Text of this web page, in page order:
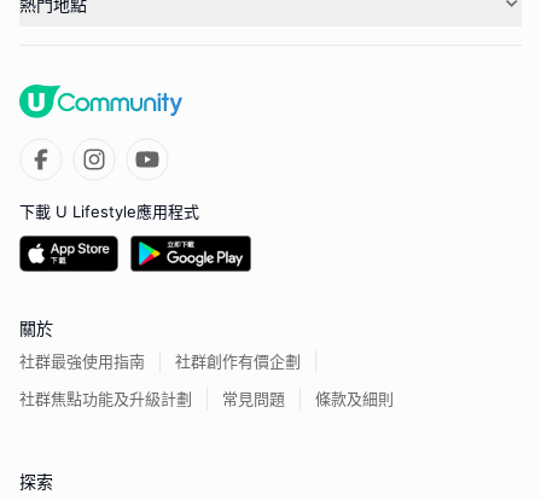
下載 U Lifestyle應用程式
關於
社群最強使用指南
社群創作有價企劃
社群焦點功能及升級計劃
常見問題 條款及細則
探索